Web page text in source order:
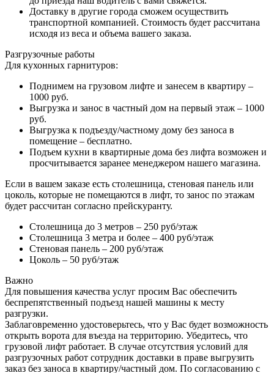
Доставку в другие города сможем осуществить
транспортной компанией. Стоимость будет рассчитана
исходя из веса и объема вашего заказа.
Разгрузочные работы
Для кухонных гарнитуров:
Поднимем на грузовом лифте и занесем в квартиру –
1000 руб.
Выгрузка и занос в частный дом на первый этаж – 1000
руб.
Выгрузка к подъезду/частному дому без заноса в
помещение – бесплатно.
Подъем кухни в квартирные дома без лифта возможен и
просчитывается заранее менеджером нашего магазина.
Если в вашем заказе есть столешница, стеновая панель или
цоколь, которые не помещаются в лифт, то занос по этажам
будет рассчитан согласно прейскуранту.
Столешница до 3 метров – 250 руб/этаж
Столешница 3 метра и более – 400 руб/этаж
Стеновая панель – 200 руб/этаж
Цоколь – 50 руб/этаж
Важно
Для повышения качества услуг просим Вас обеспечить
беспрепятственный подъезд нашей машины к месту
разгрузки.
Заблаговременно удостоверьтесь, что у Вас будет возможность
открыть ворота для въезда на территорию. Убедитесь, что
грузовой лифт работает. В случае отсутствия условий для
разгрузочных работ сотрудник доставки в праве выгрузить
заказ без заноса в квартиру/частный дом. По согласованию с